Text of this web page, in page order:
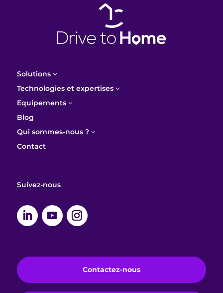
Solutions3
Technologies et expertises3
Equipements3
Blog
Qui sommes-nous ?3
Contact
Suivez-nous
Contactez-nous